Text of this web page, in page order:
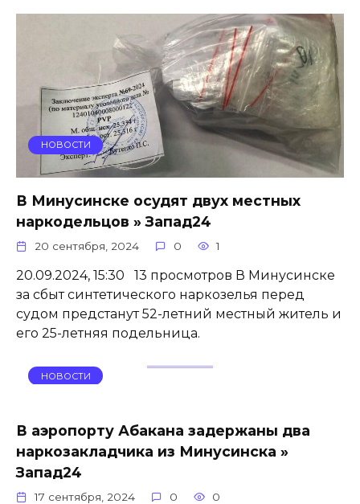
НОВОСТИ
В Минусинске осудят двух местных
наркодельцов » Запад24
20 сентября, 2024 0 1
20.09.2024, 15:30 13 просмотров В Минусинске
за сбыт синтетического наркозелья перед
судом предстанут 52-летний местный житель и
его 25-летняя подельница.
НОВОСТИ
В аэропорту Абакана задержаны два
наркозакладчика из Минусинска »
Запад24
17 сентября, 2024 0 0